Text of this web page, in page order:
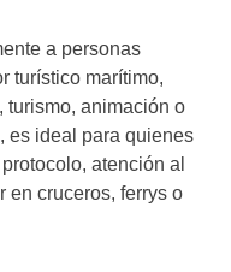
a personas
turístico marítimo,
turismo, animación o
es ideal para quienes
atención al
en cruceros, ferrys o